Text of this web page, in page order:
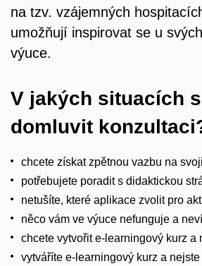
na tzv. vzájemných
umožňují inspirovat se u
výuce.
V jakých situacích
domluvit
chcete získat zpětnou vazbu na
potřebujete poradit s didaktickou
netušíte, které aplikace zvolit pro
něco vám ve výuce nefunguje a
chcete vytvořit e-learningový kurz a
vytváříte e-learningový kurz a